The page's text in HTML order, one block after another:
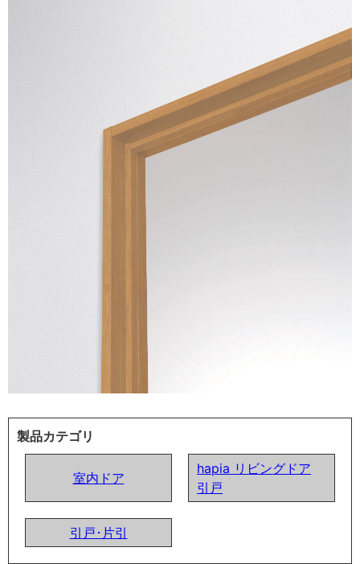
製品カテゴリ
室内ドア
hapia リビングドア
引戸
引戸･片引